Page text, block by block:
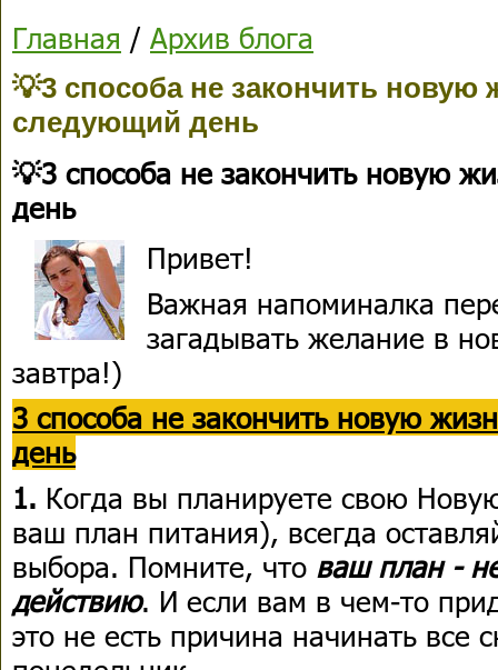
Главная / Архив блога
💡3 способа не закончить новую
следующий день
💡3 способа не закончить новую
день
Привет!
Важная напоминалка
загадывать желание в
завтра!)
3 способа не закончить новую
день
1. Когда вы планируете свою
ваш план питания), всегда
выбора. Помните, что ваш план -
действию. И если вам в чем-то
это не есть причина начинать все